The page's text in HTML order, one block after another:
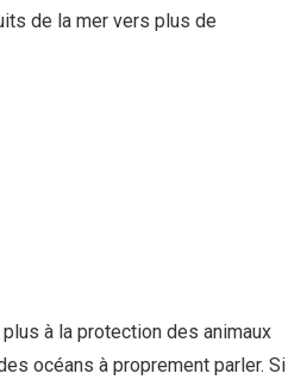
de la mer vers plus de
à la protection des animaux
océans à proprement parler. Si